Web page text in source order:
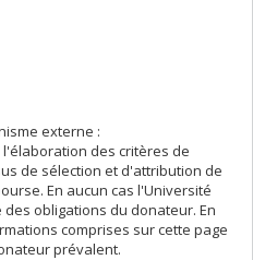
externe :
des critères de
de sélection et d'attribution de
En aucun cas l'Université
obligations du donateur. En
comprises sur cette page
prévalent.